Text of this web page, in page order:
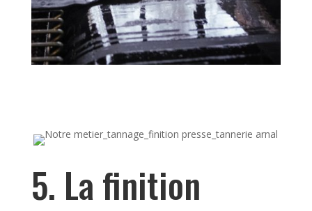
5. La finition